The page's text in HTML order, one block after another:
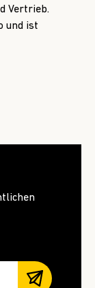
Vertrieb.
und ist